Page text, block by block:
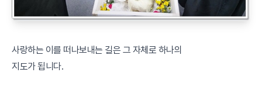
사랑하는 이를 떠나보내는 길은 그 자체로 하나의
지도가 됩니다.